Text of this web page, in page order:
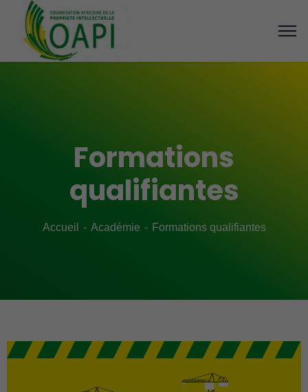
Formations
qualifiantes
Accueil Académie Formations qualifiantes